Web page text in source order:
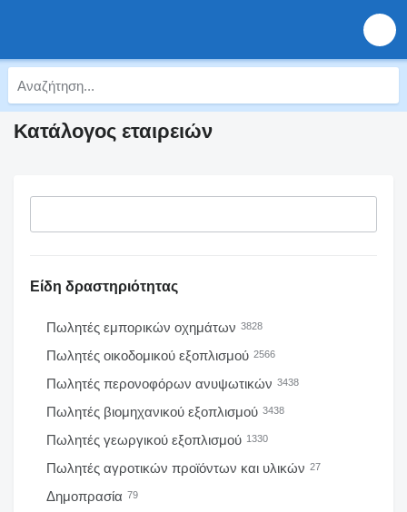
Κατάλογος εταιρειών
Είδη δραστηριότητας
Πωλητές εμπορικών οχημάτων 3828
Πωλητές οικοδομικού εξοπλισμού 2566
Πωλητές περονοφόρων ανυψωτικών 3438
Πωλητές βιομηχανικού εξοπλισμού 3438
Πωλητές γεωργικού εξοπλισμού 1330
Πωλητές αγροτικών προϊόντων και υλικών 27
Δημοπρασία 79